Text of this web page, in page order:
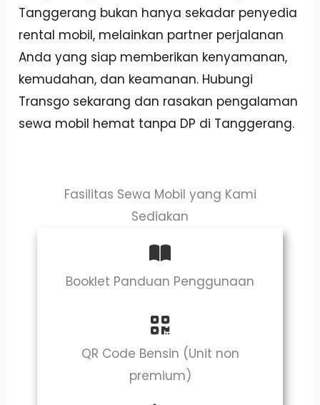
Tanggerang bukan hanya sekadar penyedia
rental mobil, melainkan partner perjalanan
Anda yang siap memberikan kenyamanan,
kemudahan, dan keamanan. Hubungi
Transgo sekarang dan rasakan pengalaman
sewa mobil hemat tanpa DP di Tanggerang.
Fasilitas Sewa Mobil yang Kami
Sediakan
Booklet Panduan Penggunaan
QR Code Bensin (Unit non
premium)